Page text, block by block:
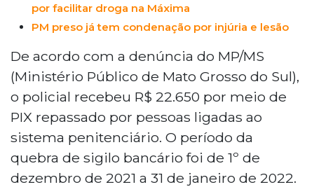
por facilitar droga na Máxima
PM preso já tem condenação por injúria e lesão
De acordo com a denúncia do MP/MS
(Ministério Público de Mato Grosso do Sul),
o policial recebeu R$ 22.650 por meio de
PIX repassado por pessoas ligadas ao
sistema penitenciário. O período da
quebra de sigilo bancário foi de 1º de
dezembro de 2021 a 31 de janeiro de 2022.